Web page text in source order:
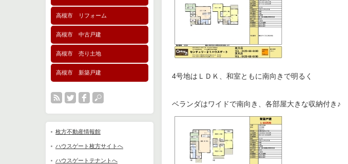
高槻市 リフォーム
高槻市 中古戸建
高槻市 売り土地
高槻市 新築戸建
枚方不動産情報館
ハウスゲート枚方サイトへ
ハウスゲートテナントへ
4号地はＬＤＫ、和室ともに南向きで明るく
ベランダはワイドで南向き、各部屋大きな収納付き♪